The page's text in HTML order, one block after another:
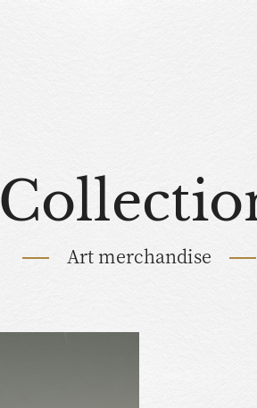
Art merchandise